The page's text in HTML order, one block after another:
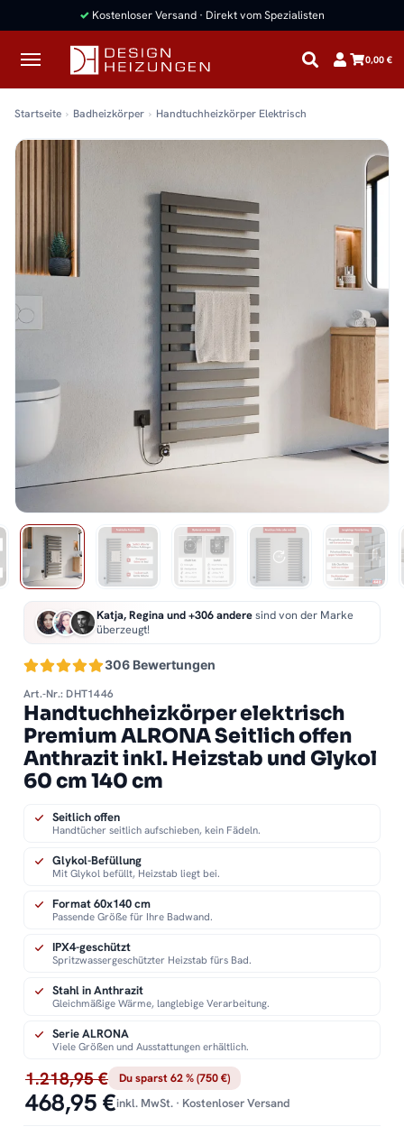
✓ Kostenloser Versand · Direkt vom Spezialisten
0,00 €
Startseite Badheizkörper Handtuchheizkörper Elektrisch
306 Bewertungen
Katja, Regina und +306 anderesind von der Marke
überzeugt!
Art.-Nr.: DHT1446
Handtuchheizkörper elektrisch
Premium ALRONA Seitlich offen
Anthrazit inkl. Heizstab und Glykol
60 cm 140 cm
1.218,95 € Du sparst 62 % (750 €)
468,95 €inkl. MwSt. · Kostenloser Versand
Seitlich offen
Handtücher seitlich aufschieben, kein Fädeln.
Glykol-Befüllung
Mit Glykol befüllt, Heizstab liegt bei.
Format 60x140 cm
Passende Größe für Ihre Badwand.
IPX4-geschützt
Spritzwassergeschützter Heizstab fürs Bad.
Stahl in Anthrazit
Gleichmäßige Wärme, langlebige Verarbeitung.
Serie ALRONA
Viele Größen und Ausstattungen erhältlich.